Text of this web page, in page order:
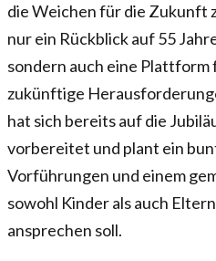
die Weichen für die Zukunft
nur ein Rückblick auf 55
sondern auch eine
zukünftige
hat sich bereits auf die
vorbereitet und plant ein
Vorführungen und einem
sowohl Kinder als auch
ansprechen soll.